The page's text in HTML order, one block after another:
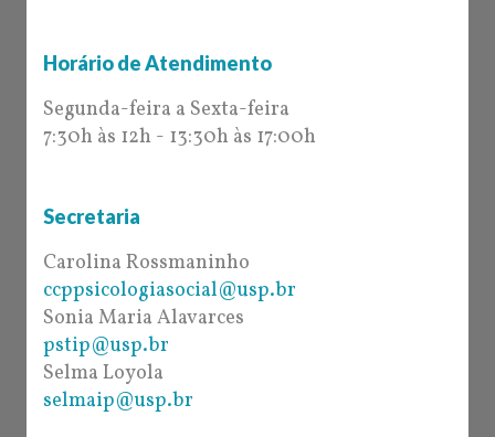
Horário de Atendimento
Segunda-feira a Sexta-feira
7:30h às 12h - 13:30h às 17:00h
Secretaria
Carolina Rossmaninho
ccppsicologiasocial@usp.br
Sonia Maria Alavarces
pstip@usp.br
Selma Loyola
selmaip@usp.br